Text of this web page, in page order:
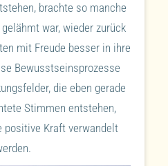
brachte so manche
war, wieder zurück
mit Freude besser in ihre
Bewusstseinsprozesse
die eben gerade
Stimmen entstehen,
positive Kraft verwandelt